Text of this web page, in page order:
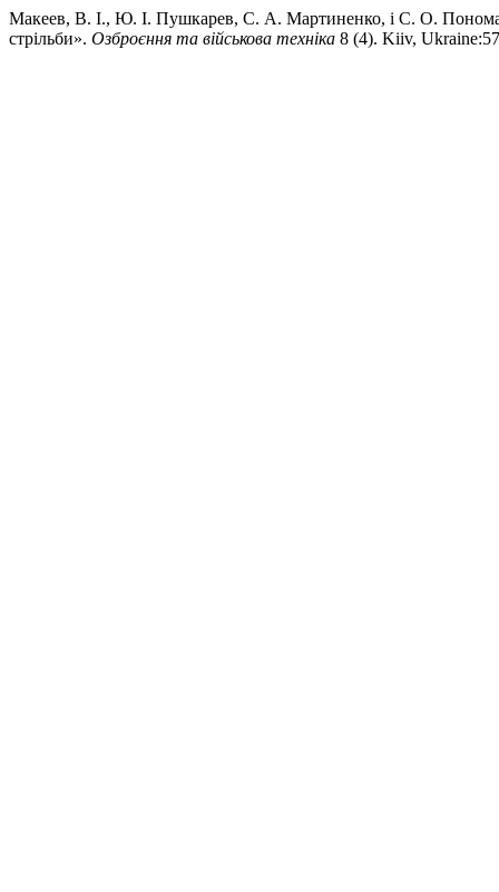
Макеев, В. І., Ю. І. Пушкарев, С. А. Мартиненко, і С. О.
стрільби». Озброєння та військова техніка 8 (4). Kiiv,